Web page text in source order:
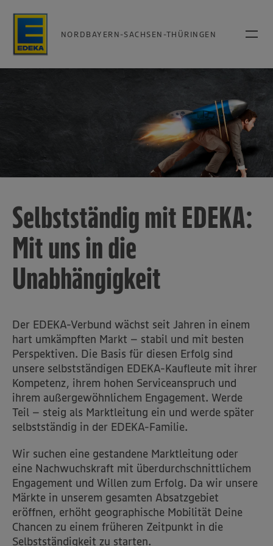
NORDBAYERN-SACHSEN-THÜRINGEN
Selbstständig mit EDEKA:
Mit uns in die
Unabhängigkeit
Der EDEKA-Verbund wächst seit Jahren in einem
hart umkämpften Markt – stabil und mit besten
Perspektiven. Die Basis für diesen Erfolg sind
unsere selbstständigen EDEKA-Kaufleute mit ihrer
Kompetenz, ihrem hohen Serviceanspruch und
ihrem außergewöhnlichem Engagement. Werde
Teil – steig als Marktleitung ein und werde später
selbstständig in der EDEKA-Familie.
Wir suchen eine gestandene Marktleitung oder
eine Nachwuchskraft mit überdurchschnittlichem
Engagement und Willen zum Erfolg. Da wir unsere
Märkte in unserem gesamten Absatzgebiet
eröffnen, erhöht geographische Mobilität Deine
Chancen zu einem früheren Zeitpunkt in die
Selbstständigkeit zu starten.